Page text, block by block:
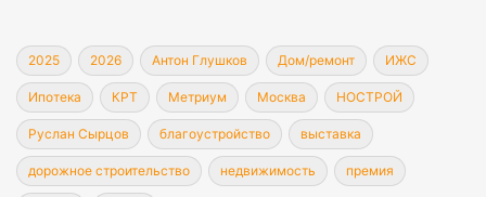
2025 2026 Антон Глушков Дом/ремонт ИЖС
Ипотека КРТ Метриум Москва НОСТРОЙ
Руслан Сырцов благоустройство выставка
дорожное строительство недвижимость премия